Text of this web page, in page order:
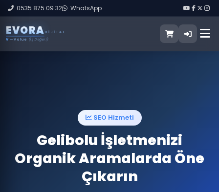
0535 875 09 32 WhatsApp
EVORA DIJITAL
V — Value (İş Değeri)
SEO Hizmeti
Gelibolu İşletmenizi
Organik Aramalarda Öne
Çıkarın